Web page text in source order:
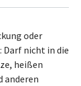
oder
Darf nicht in die
heißen
anderen